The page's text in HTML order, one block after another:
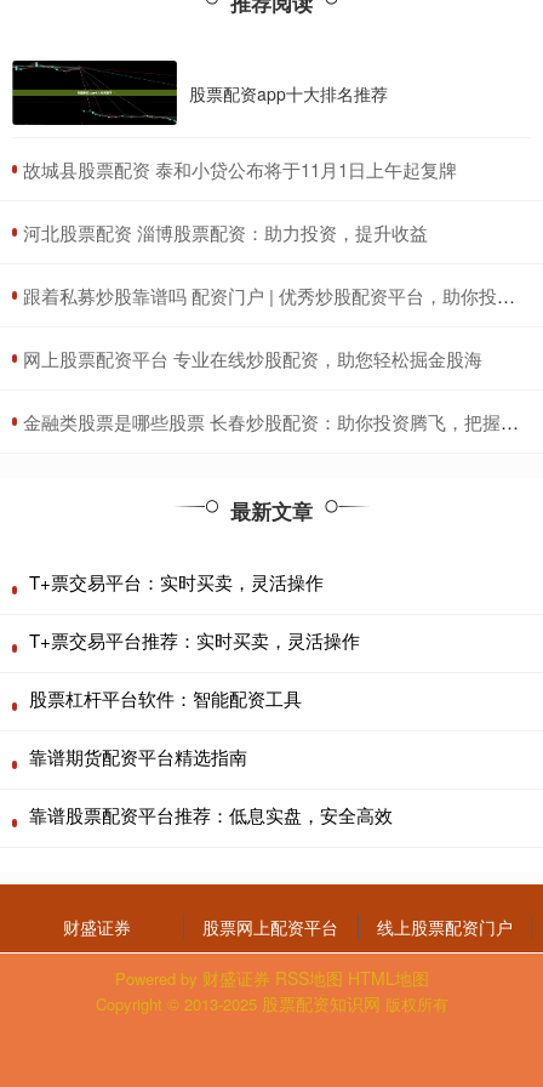
股票配资app十大排名推荐
​故城县股票配资 泰和小贷公布将于11月1日上午起复牌
​河北股票配资 淄博股票配资：助力投资，提升收益
​跟着私募炒股靠谱吗 配资门户 | 优秀炒股配资平台，助你投资更轻松
​网上股票配资平台 专业在线炒股配资，助您轻松掘金股海
​金融类股票是哪些股票 长春炒股配资：助你投资腾飞，把握财富机遇
最新文章
T+票交易平台：实时买卖，灵活操作
T+票交易平台推荐：实时买卖，灵活操作
股票杠杆平台软件：智能配资工具
靠谱期货配资平台精选指南
靠谱股票配资平台推荐：低息实盘，安全高效
财盛证券 股票网上配资平台 线上股票配资门户
Powered by 财盛证券 RSS地图 HTML地图
Copyright © 2013-2025 股票配资知识网 版权所有